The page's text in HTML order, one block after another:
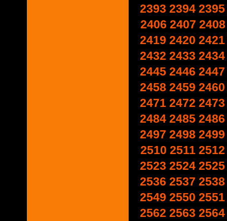
2393 2394 2395
2406 2407 2408
2419 2420 2421
2432 2433 2434
2445 2446 2447
2458 2459 2460
2471 2472 2473
2484 2485 2486
2497 2498 2499
2510 2511 2512
2523 2524 2525
2536 2537 2538
2549 2550 2551
2562 2563 2564